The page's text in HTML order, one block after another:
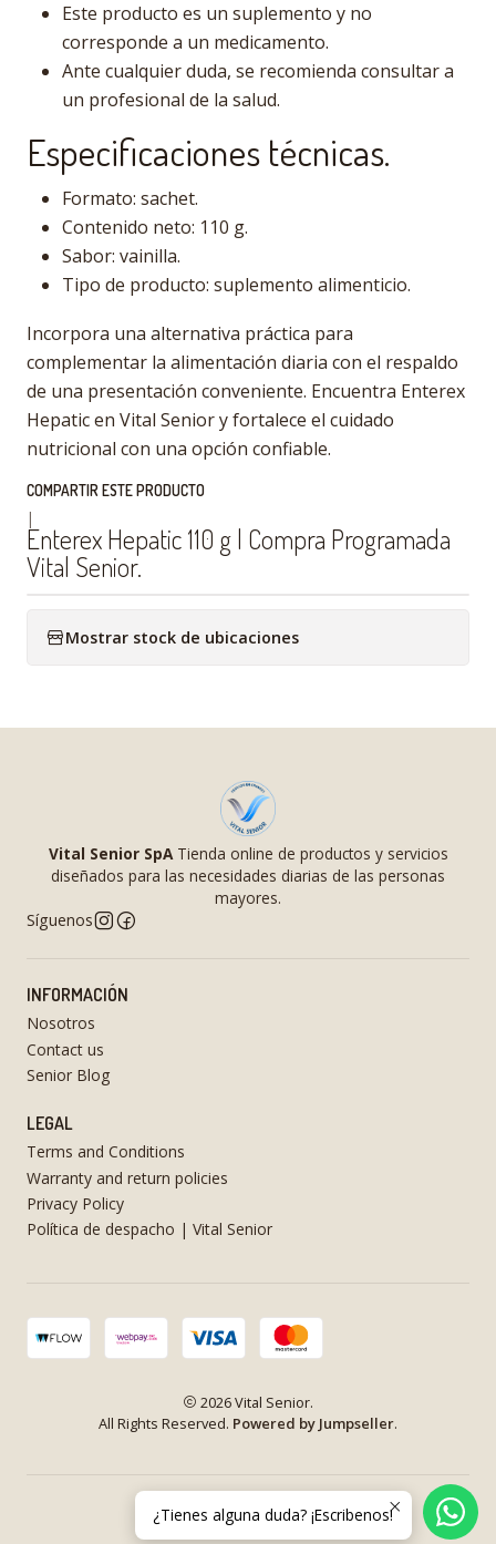
Este producto es un suplemento y no
corresponde a un medicamento.
Ante cualquier duda, se recomienda consultar a
un profesional de la salud.
Especificaciones técnicas.
Formato: sachet.
Contenido neto: 110 g.
Sabor: vainilla.
Tipo de producto: suplemento alimenticio.
Incorpora una alternativa práctica para
complementar la alimentación diaria con el respaldo
de una presentación conveniente. Encuentra Enterex
Hepatic en Vital Senior y fortalece el cuidado
nutricional con una opción confiable.
COMPARTIR ESTE PRODUCTO
|
Enterex Hepatic 110 g | Compra Programada
Vital Senior.
Mostrar stock de ubicaciones
Vital Senior SpATienda online de productos y servicios
diseñados para las necesidades diarias de las personas
mayores.
Síguenos
INFORMACIÓN
Nosotros
Contact us
Senior Blog
LEGAL
Terms and Conditions
Warranty and return policies
Privacy Policy
Política de despacho | Vital Senior
2026 Vital Senior.
All Rights Reserved. Powered by Jumpseller.
VOLVER ARRIBA
¿Tienes alguna duda? ¡Escribenos!